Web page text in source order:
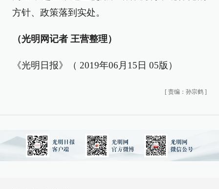
方针、政策落到实处。
（光明网记者 王营整理）
《光明日报》（ 2019年06月15日 05版）
[ 责编：孙宗鹤 ]